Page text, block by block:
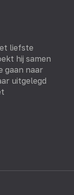
liefste
hij samen
gaan naar
uitgelegd